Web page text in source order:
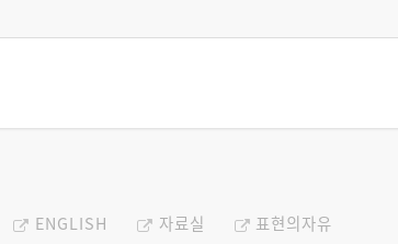
ENGLISH 자료실 표현의자유